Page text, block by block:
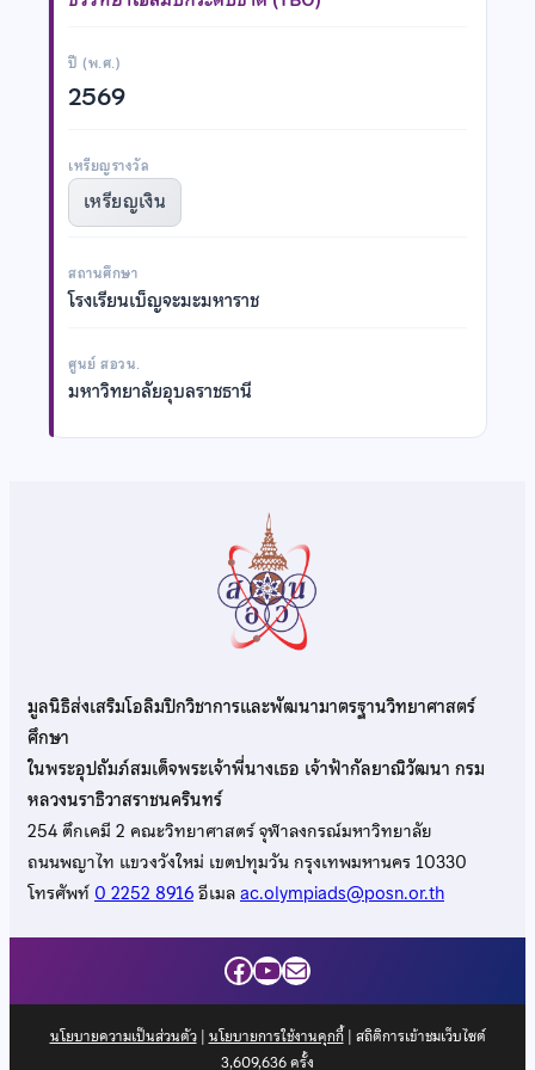
ปี (พ.ศ.)
2569
เหรียญรางวัล
เหรียญเงิน
สถานศึกษา
โรงเรียนเบ็ญจะมะมหาราช
ศูนย์ สอวน.
มหาวิทยาลัยอุบลราชธานี
มูลนิธิส่งเสริมโอลิมปิกวิชาการและพัฒนามาตรฐานวิทยาศาสตร์
ศึกษา
ในพระอุปถัมภ์สมเด็จพระเจ้าพี่นางเธอ เจ้าฟ้ากัลยาณิวัฒนา กรม
หลวงนราธิวาสราชนครินทร์
254 ตึกเคมี 2 คณะวิทยาศาสตร์ จุฬาลงกรณ์มหาวิทยาลัย
ถนนพญาไท แขวงวังใหม่ เขตปทุมวัน กรุงเทพมหานคร 10330
โทรศัพท์0 2252 8916อีเมลac.olympiads@posn.or.th
Facebook
YouTube
Mail
นโยบายความเป็นส่วนตัว| นโยบายการใช้งานคุกกี้| สถิติการเข้าชมเว็บไซต์
3,609,636ครั้ง